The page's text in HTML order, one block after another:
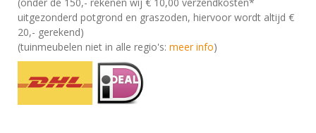
uitgezonderd potgrond en graszoden, hiervoor wordt altijd €
20,- gerekend)
(tuinmeubelen niet in alle regio's: meer info)